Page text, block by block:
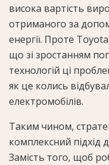
висока вартість
отриманого за
енергії. Проте
що зі зростанням
технологій ці
як це колись
електромобілів.
Таким чином,
комплексний підхід
Замість того, щоб